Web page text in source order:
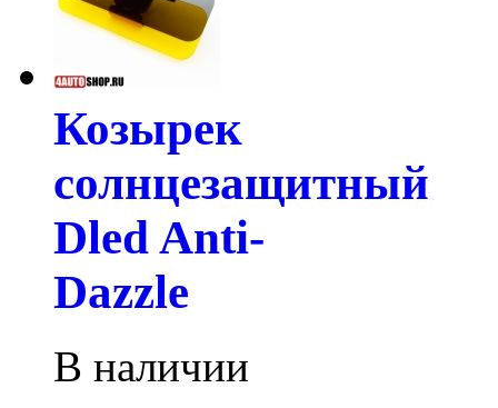
Козырек
солнцезащитный
Dled Anti-
Dazzle
В наличии